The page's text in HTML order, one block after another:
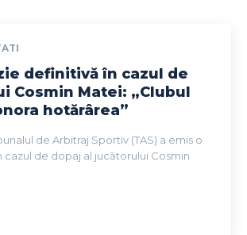
definitivă în cazul de
Cosmin Matei: „Clubul
hotărârea”
de Arbitraj Sportiv (TAS) a emis o
cazul de dopaj al jucătorului Cosmin